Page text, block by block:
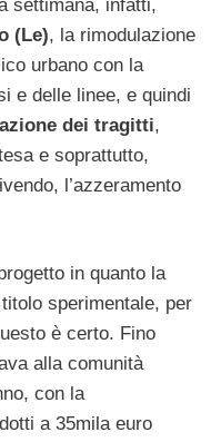
settimana, infatti,
(Le), la rimodulazione
urbano con la
e delle linee, e quindi
dei tragitti,
e soprattutto,
l’azzeramento
in quanto la
sperimentale, per
è certo. Fino
alla comunità
con la
a 35mila euro